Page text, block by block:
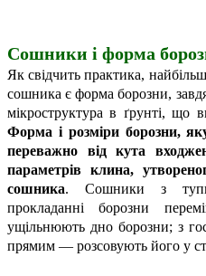
Сошники і форма
Як свідчить практика,
сошника є форма борозни,
мікроструктура в ґрунті, що
Форма і розміри борозни,
переважно від кута
параметрів клина,
сошника. Сошники з
прокладанні борозни
ущільнюють дно борозни; з
прямим — розсовують його у